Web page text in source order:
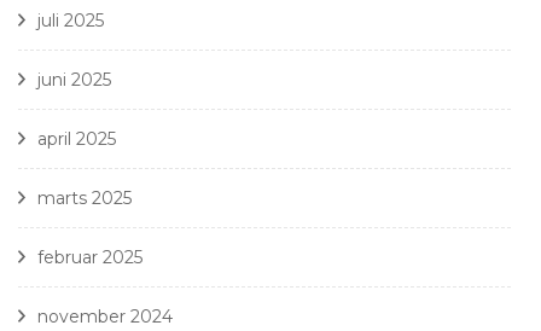
juli 2025
juni 2025
april 2025
marts 2025
februar 2025
november 2024